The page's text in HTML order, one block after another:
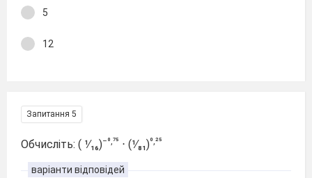
5
12
Запитання 5
Обчисліть: ( ¹∕₁₆)−⁰,⁷⁵ ⋅ (¹∕₈₁)⁰,²⁵
варіанти відповідей